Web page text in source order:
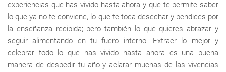
experiencias que has vivido hasta ahora y que te permite saber
lo que ya no te conviene, lo que te toca desechar y bendices por
la enseñanza recibida; pero también lo que quieres abrazar y
seguir alimentando en tu fuero interno. Extraer lo mejor y
celebrar todo lo que has vivido hasta ahora es una buena
manera de despedir tu año y aclarar muchas de las vivencias